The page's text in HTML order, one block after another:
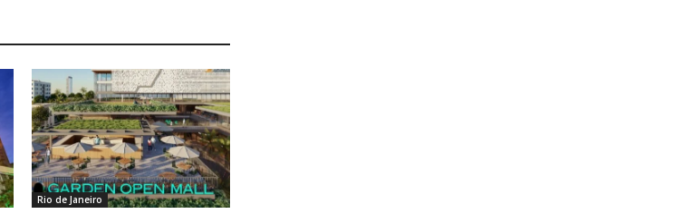
Rio de Janeiro